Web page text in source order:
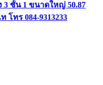
ชั้น 1 ขนาดใหญ่ 50.87
โทร 084-9313233